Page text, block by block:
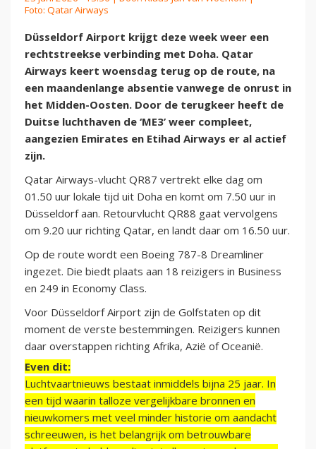
Foto: Qatar Airways
Düsseldorf Airport krijgt deze week weer een
rechtstreekse verbinding met Doha. Qatar
Airways keert woensdag terug op de route, na
een maandenlange absentie vanwege de onrust in
het Midden-Oosten. Door de terugkeer heeft de
Duitse luchthaven de ‘ME3’ weer compleet,
aangezien Emirates en Etihad Airways er al actief
zijn.
Qatar Airways-vlucht QR87 vertrekt elke dag om
01.50 uur lokale tijd uit Doha en komt om 7.50 uur in
Düsseldorf aan. Retourvlucht QR88 gaat vervolgens
om 9.20 uur richting Qatar, en landt daar om 16.50 uur.
Op de route wordt een Boeing 787-8 Dreamliner
ingezet. Die biedt plaats aan 18 reizigers in Business
en 249 in Economy Class.
Voor Düsseldorf Airport zijn de Golfstaten op dit
moment de verste bestemmingen. Reizigers kunnen
daar overstappen richting Afrika, Azië of Oceanië.
Even dit:
Luchtvaartnieuws bestaat inmiddels bijna 25 jaar. In
een tijd waarin talloze vergelijkbare bronnen en
nieuwkomers met veel minder historie om aandacht
schreeuwen, is het belangrijk om betrouwbare